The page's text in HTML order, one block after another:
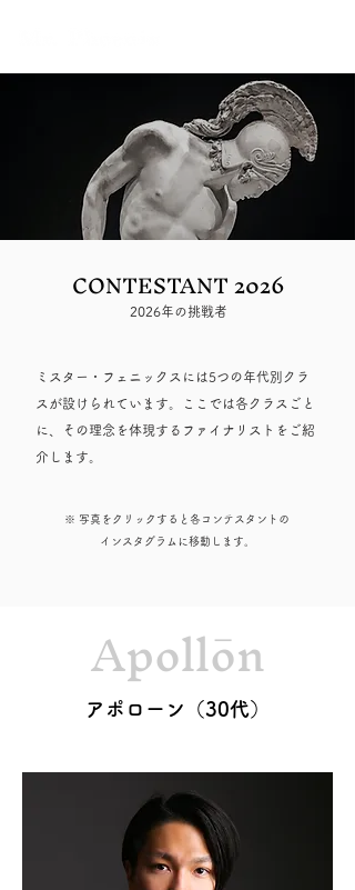
CONTESTANT 2026
2026年の挑戦者
ミスター・フェニックスには5つの年代別クラ
スが設けられています。ここでは各クラスごと
に、その理念を体現するファイナリストをご紹
介します。
※ 写真をクリックすると各コンテスタントの
インスタグラムに移動します。
Apollōn
アポローン（30代）